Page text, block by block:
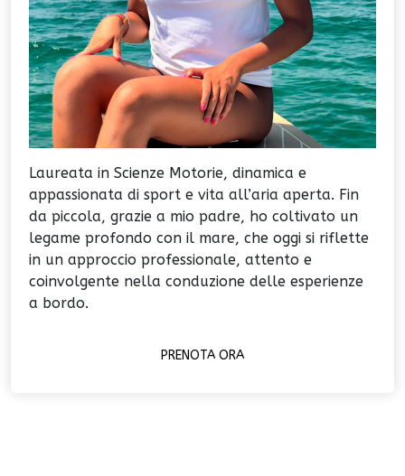
Laureata in Scienze Motorie, dinamica e
appassionata di sport e vita all’aria aperta. Fin
da piccola, grazie a mio padre, ho coltivato un
legame profondo con il mare, che oggi si riflette
in un approccio professionale, attento e
coinvolgente nella conduzione delle esperienze
a bordo.
PRENOTA ORA